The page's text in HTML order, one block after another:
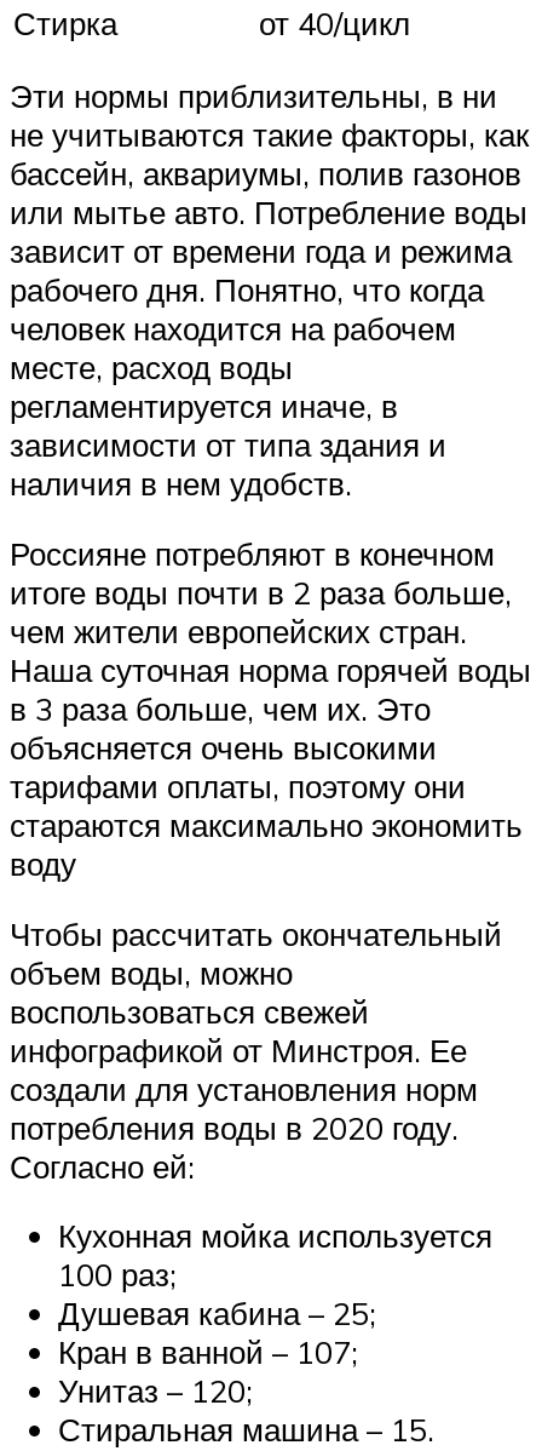
Стирка
от 40/цикл
Эти нормы приблизительны, в ни
не учитываются такие факторы, как
бассейн, аквариумы, полив газонов
или мытье авто. Потребление воды
зависит от времени года и режима
рабочего дня. Понятно, что когда
человек находится на рабочем
месте, расход воды
регламентируется иначе, в
зависимости от типа здания и
наличия в нем удобств.
Россияне потребляют в конечном
итоге воды почти в 2 раза больше,
чем жители европейских стран.
Наша суточная норма горячей воды
в 3 раза больше, чем их. Это
объясняется очень высокими
тарифами оплаты, поэтому они
стараются максимально экономить
воду
Чтобы рассчитать окончательный
объем воды, можно
воспользоваться свежей
инфографикой от Минстроя. Ее
создали для установления норм
потребления воды в 2020 году.
Согласно ей:
Кухонная мойка используется
100 раз;
Душевая кабина – 25;
Кран в ванной – 107;
Унитаз – 120;
Стиральная машина – 15.